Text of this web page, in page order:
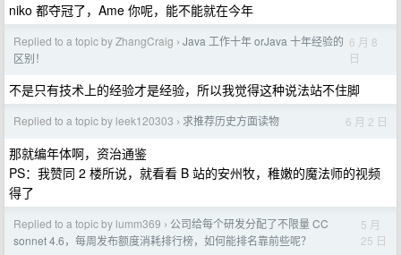
niko 都夺冠了，Ame 你呢，能不能就在今年
Replied to a topic by ZhangCraig › Java 工作十年 orJava 十年经验的
区别！
6 月 8
日
不是只有技术上的经验才是经验，所以我觉得这种说法站不住脚
Replied to a topic by leek120303 › 求推荐历史方面读物 6 月 2 日
那就编年体啊，资治通鉴
PS：我赞同 2 楼所说，就看看 B 站的安州牧，稚嫩的魔法师的视频
得了
Replied to a topic by lumm369 › 公司给每个研发分配了不限量 CC
sonnet 4.6，每周发布额度消耗排行榜，如何能排名靠前些呢？
5 月
25 日